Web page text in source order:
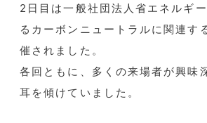
2日目は一般社団法人省エネルギ
るカーボンニュートラルに関連す
催されました。
各回ともに、多くの来場者が興味
耳を傾けていました。